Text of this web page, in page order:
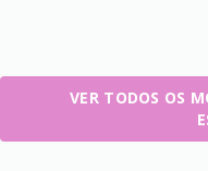
VER TODOS OS